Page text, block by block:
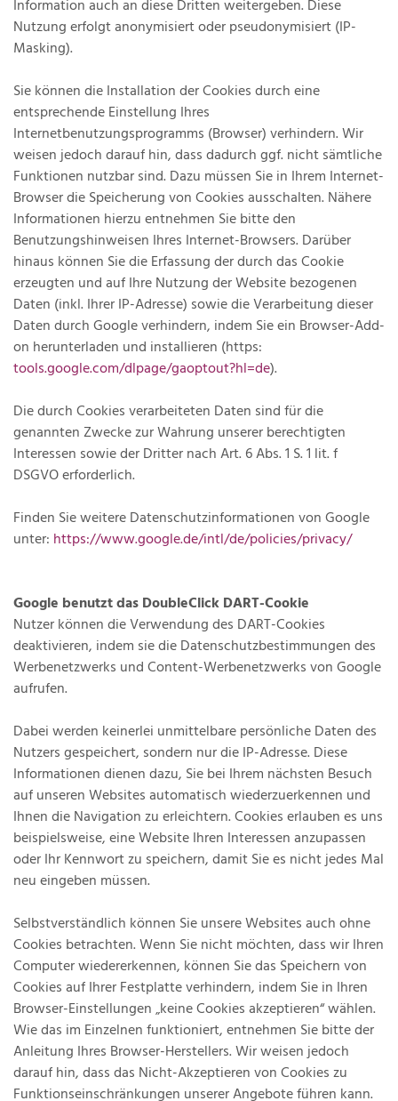
Information auch an diese Dritten weitergeben. Diese
Nutzung erfolgt anonymisiert oder pseudonymisiert (IP-
Masking).
Sie können die Installation der Cookies durch eine
entsprechende Einstellung Ihres
Internetbenutzungsprogramms (Browser) verhindern. Wir
weisen jedoch darauf hin, dass dadurch ggf. nicht sämtliche
Funktionen nutzbar sind. Dazu müssen Sie in Ihrem Internet-
Browser die Speicherung von Cookies ausschalten. Nähere
Informationen hierzu entnehmen Sie bitte den
Benutzungshinweisen Ihres Internet-Browsers. Darüber
hinaus können Sie die Erfassung der durch das Cookie
erzeugten und auf Ihre Nutzung der Website bezogenen
Daten (inkl. Ihrer IP-Adresse) sowie die Verarbeitung dieser
Daten durch Google verhindern, indem Sie ein Browser-Add-
on herunterladen und installieren (https:
tools.google.com/dlpage/gaoptout?hl=de).
Die durch Cookies verarbeiteten Daten sind für die
genannten Zwecke zur Wahrung unserer berechtigten
Interessen sowie der Dritter nach Art. 6 Abs. 1 S. 1 lit. f
DSGVO erforderlich.
Finden Sie weitere Datenschutzinformationen von Google
unter: https://www.google.de/intl/de/policies/privacy/
Google benutzt das DoubleClick DART-Cookie
Nutzer können die Verwendung des DART-Cookies
deaktivieren, indem sie die Datenschutzbestimmungen des
Werbenetzwerks und Content-Werbenetzwerks von Google
aufrufen.
Dabei werden keinerlei unmittelbare persönliche Daten des
Nutzers gespeichert, sondern nur die IP-Adresse. Diese
Informationen dienen dazu, Sie bei Ihrem nächsten Besuch
auf unseren Websites automatisch wiederzuerkennen und
Ihnen die Navigation zu erleichtern. Cookies erlauben es uns
beispielsweise, eine Website Ihren Interessen anzupassen
oder Ihr Kennwort zu speichern, damit Sie es nicht jedes Mal
neu eingeben müssen.
Selbstverständlich können Sie unsere Websites auch ohne
Cookies betrachten. Wenn Sie nicht möchten, dass wir Ihren
Computer wiedererkennen, können Sie das Speichern von
Cookies auf Ihrer Festplatte verhindern, indem Sie in Ihren
Browser-Einstellungen „keine Cookies akzeptieren“ wählen.
Wie das im Einzelnen funktioniert, entnehmen Sie bitte der
Anleitung Ihres Browser-Herstellers. Wir weisen jedoch
darauf hin, dass das Nicht-Akzeptieren von Cookies zu
Funktionseinschränkungen unserer Angebote führen kann.